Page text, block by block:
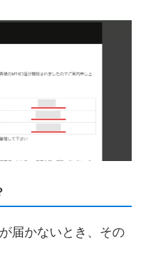
届かないとき、その